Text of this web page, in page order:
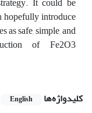
hopefully introduce
as safe, simple, and
of Fe2O3
کلیدواژه‌ها English